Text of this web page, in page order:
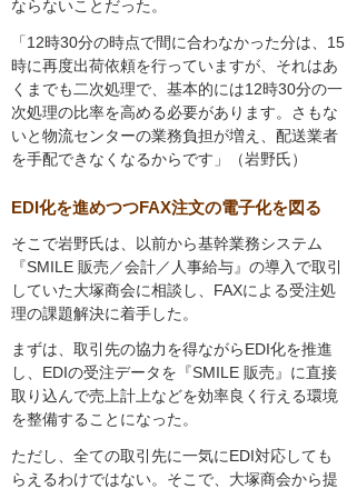
ならないことだった。
「12時30分の時点で間に合わなかった分は、15
時に再度出荷依頼を行っていますが、それはあ
くまでも二次処理で、基本的には12時30分の一
次処理の比率を高める必要があります。さもな
いと物流センターの業務負担が増え、配送業者
を手配できなくなるからです」（岩野氏）
EDI化を進めつつFAX注文の電子化を図る
そこで岩野氏は、以前から基幹業務システム
『SMILE 販売／会計／人事給与』の導入で取引
していた大塚商会に相談し、FAXによる受注処
理の課題解決に着手した。
まずは、取引先の協力を得ながらEDI化を推進
し、EDIの受注データを『SMILE 販売』に直接
取り込んで売上計上などを効率良く行える環境
を整備することになった。
ただし、全ての取引先に一気にEDI対応しても
らえるわけではない。そこで、大塚商会から提